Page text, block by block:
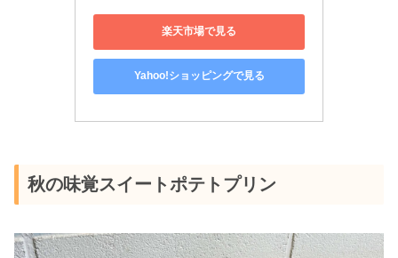
楽天市場で見る
Yahoo!ショッピングで見る
秋の味覚スイートポテトプリン